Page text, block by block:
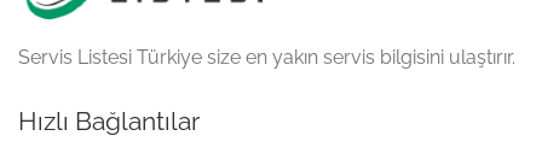
Servis Listesi Türkiye size en yakın servis bilgisini ulaştırır.
Hızlı Bağlantılar